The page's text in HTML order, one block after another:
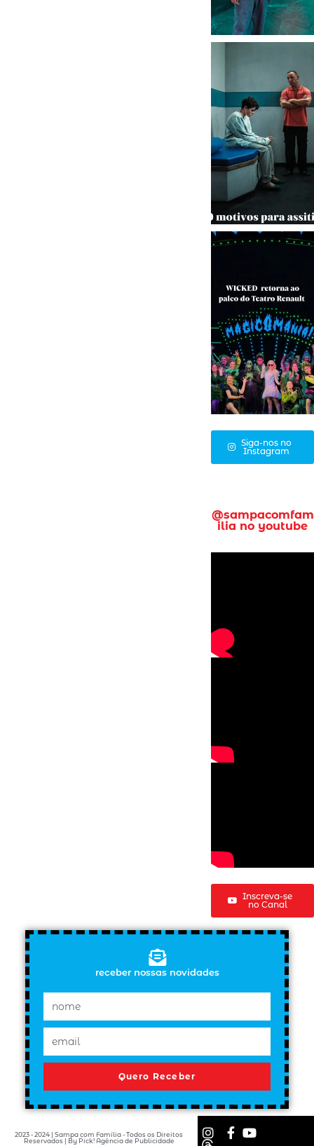
Siga-nos no
Instagram
@sampacomfam
ilia no youtube
Inscreva-se
no Canal
receber nossas novidades
Quero Receber
2023 - 2024 | Sampa com Família - Todos os Direitos
Reservados | By Pick! Agência de Publicidade